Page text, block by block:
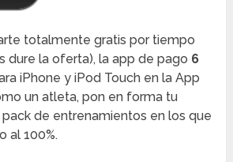
totalmente gratis por tiempo
dure la oferta), la app de pago 6
iPhone y iPod Touch en la App
un atleta, pon en forma tu
de entrenamientos en los que
al 100%.